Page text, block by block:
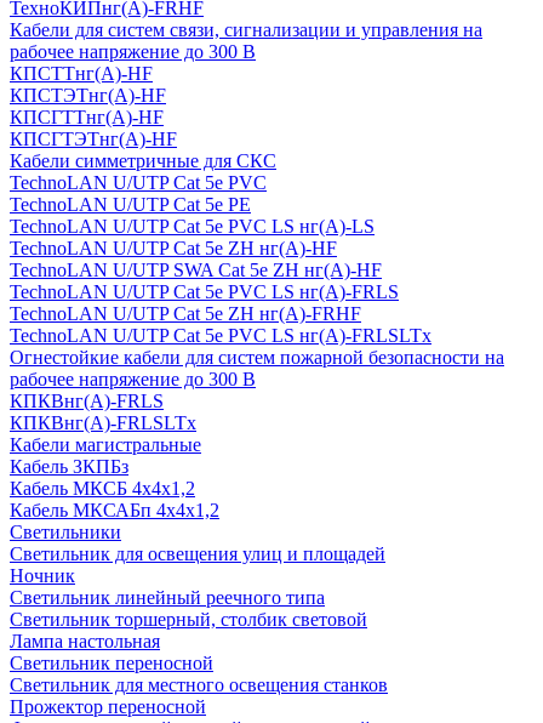
ТехноКИПнг(A)-FRHF
Кабели для систем связи, сигнализации и управления на
рабочее напряжение до 300 В
КПСТТнг(A)-HF
КПСТЭТнг(A)-HF
КПСГТТнг(A)-HF
КПСГТЭТнг(A)-HF
Кабели симметричные для СКС
TechnoLAN U/UTP Cat 5e PVC
TechnoLAN U/UTP Cat 5e PE
TechnoLAN U/UTP Cat 5e PVC LS нг(A)-LS
TechnoLAN U/UTP Cat 5e ZH нг(A)-HF
TechnoLAN U/UTP SWA Cat 5e ZH нг(A)-HF
TechnoLAN U/UTP Cat 5e PVC LS нг(A)-FRLS
TechnoLAN U/UTP Cat 5e ZH нг(A)-FRHF
TechnoLAN U/UTP Cat 5e PVC LS нг(A)-FRLSLTx
Огнестойкие кабели для систем пожарной безопасности на
рабочее напряжение до 300 В
КПКВнг(A)-FRLS
КПКВнг(A)-FRLSLTx
Кабели магистральные
Кабель ЗКПБз
Кабель МКСБ 4х4х1,2
Кабель МКСАБп 4х4х1,2
Светильники
Светильник для освещения улиц и площадей
Ночник
Светильник линейный реечного типа
Светильник торшерный, столбик световой
Лампа настольная
Светильник переносной
Светильник для местного освещения станков
Прожектор переносной